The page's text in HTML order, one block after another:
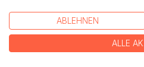
ABLEHNEN
ALLE